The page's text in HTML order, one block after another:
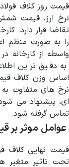
قیمت روز کلاف
نرخ ارز، قیمت
تقاضا قرار دارد.
را به صورت منظم
واسطه از کارخانه
به دقیق ترین
اساس وزن کلاف
نرخ های متفاوت
ای، پیشنهاد می
تماس گرفته شود.
عوامل موثر بر
قیمت نهایی کلاف
تحت تاثیر متغیر